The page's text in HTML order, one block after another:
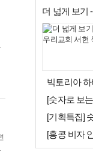
더 넓게 보기